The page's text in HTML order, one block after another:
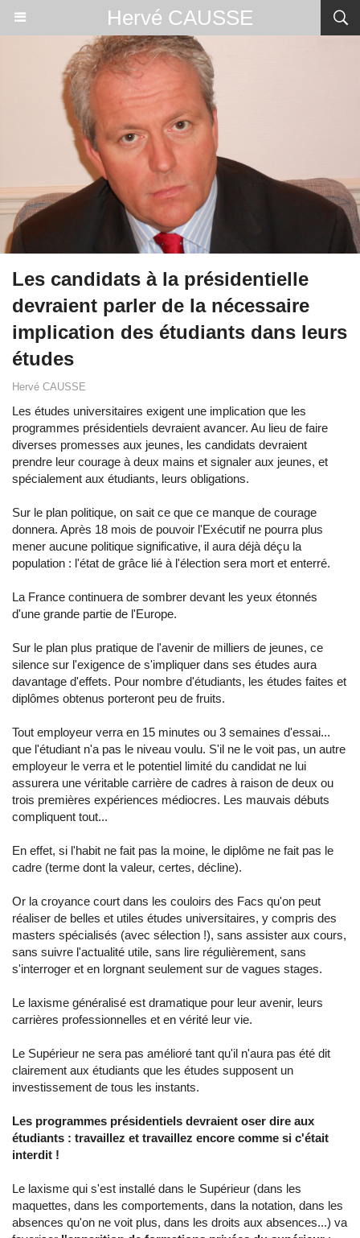
Hervé CAUSSE
Les candidats à la présidentielle
devraient parler de la nécessaire
implication des étudiants dans leurs
études
Hervé CAUSSE
Les études universitaires exigent une implication que les
programmes présidentiels devraient avancer. Au lieu de faire
diverses promesses aux jeunes, les candidats devraient
prendre leur courage à deux mains et signaler aux jeunes, et
spécialement aux étudiants, leurs obligations.
Sur le plan politique, on sait ce que ce manque de courage
donnera. Après 18 mois de pouvoir l'Exécutif ne pourra plus
mener aucune politique significative, il aura déjà déçu la
population : l'état de grâce lié à l'élection sera mort et enterré.
La France continuera de sombrer devant les yeux étonnés
d'une grande partie de l'Europe.
Sur le plan plus pratique de l'avenir de milliers de jeunes, ce
silence sur l'exigence de s'impliquer dans ses études aura
davantage d'effets. Pour nombre d'étudiants, les études faites et
diplômes obtenus porteront peu de fruits.
Tout employeur verra en 15 minutes ou 3 semaines d'essai...
que l'étudiant n'a pas le niveau voulu. S'il ne le voit pas, un autre
employeur le verra et le potentiel limité du candidat ne lui
assurera une véritable carrière de cadres à raison de deux ou
trois premières expériences médiocres. Les mauvais débuts
compliquent tout...
En effet, si l'habit ne fait pas la moine, le diplôme ne fait pas le
cadre (terme dont la valeur, certes, décline).
Or la croyance court dans les couloirs des Facs qu'on peut
réaliser de belles et utiles études universitaires, y compris des
masters spécialisés (avec sélection !), sans assister aux cours,
sans suivre l'actualité utile, sans lire régulièrement, sans
s'interroger et en lorgnant seulement sur de vagues stages.
Le laxisme généralisé est dramatique pour leur avenir, leurs
carrières professionnelles et en vérité leur vie.
Le Supérieur ne sera pas amélioré tant qu'il n'aura pas été dit
clairement aux étudiants que les études supposent un
investissement de tous les instants.
Les programmes présidentiels devraient oser dire aux
étudiants : travaillez et travaillez encore comme si c'était
interdit !
Le laxisme qui s'est installé dans le Supérieur (dans les
maquettes, dans les comportements, dans la notation, dans les
absences qu'on ne voit plus, dans les droits aux absences...) va